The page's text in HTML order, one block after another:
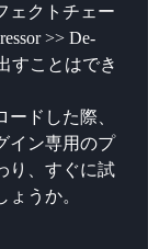
ェクトチェー
>> De-
すことはでき
ドした際、
イン専用のプ
り、すぐに試
うか。